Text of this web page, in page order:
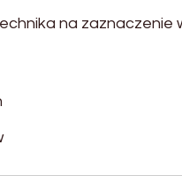
na zaznaczenie